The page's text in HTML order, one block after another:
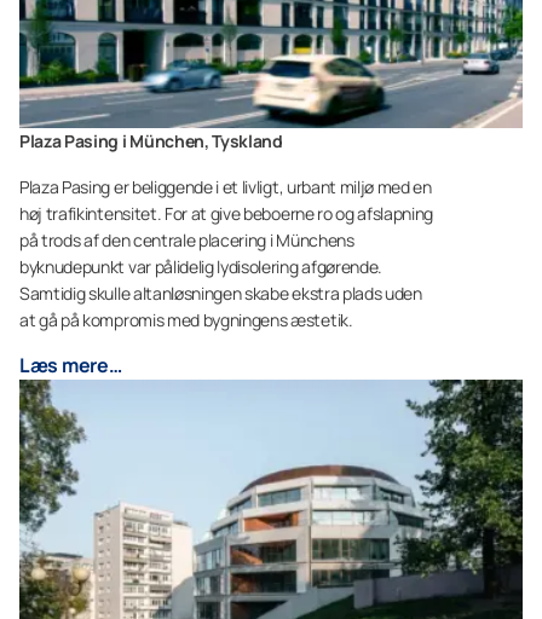
Plaza Pasing i München, Tyskland
Plaza Pasing er beliggende i et livligt, urbant miljø med en
høj trafikintensitet. For at give beboerne ro og afslapning
på trods af den centrale placering i Münchens
byknudepunkt var pålidelig lydisolering afgørende.
Samtidig skulle altanløsningen skabe ekstra plads uden
at gå på kompromis med bygningens æstetik.
Læs mere…